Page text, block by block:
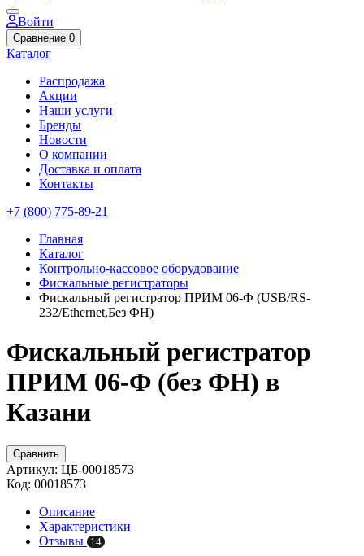
Войти
Сравнение 0
Каталог
Распродажа
Акции
Наши услуги
Бренды
Новости
О компании
Доставка и оплата
Контакты
+7 (800) 775-89-21
Главная
Каталог
Контрольно-кассовое оборудование
Фискальные регистраторы
Фискальный регистратор ПРИМ 06-Ф (USB/RS-
232/Ethernet,Без ФН)
Фискальный регистратор
ПРИМ 06-Ф (без ФН) в
Казани
Сравнить
Артикул: ЦБ-00018573
Код: 00018573
Описание
Характеристики
Отзывы 14